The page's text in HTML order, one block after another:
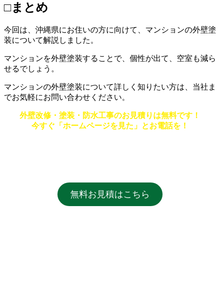
□まとめ
今回は、沖縄県にお住いの方に向けて、マンションの外壁塗
装について解説しました。
マンションを外壁塗装することで、個性が出て、空室も減ら
せるでしょう。
マンションの外壁塗装について詳しく知りたい方は、当社ま
でお気軽にお問い合わせください。
外壁改修・塗装・防水工事のお見積りは無料です！
今すぐ「ホームページを見た」とお電話を！
無料お見積はこちら